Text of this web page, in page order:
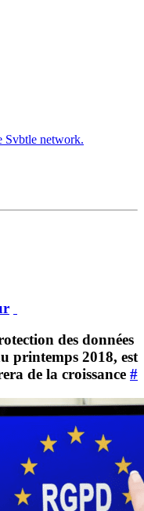
Svbtle network.
des données
printemps 2018, est
de la croissance #